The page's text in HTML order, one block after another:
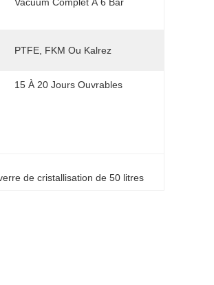
PTFE, FKM Ou Kalrez
15 À 20 Jours Ouvrables
de cristallisation de 50 litres